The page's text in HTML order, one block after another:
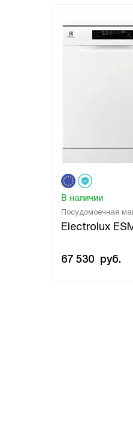
Посудомоечная
Electrolux
В наличии
67 530 руб.